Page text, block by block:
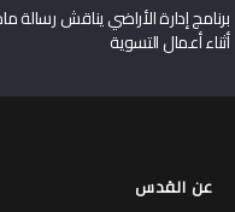
برنامج إدارة الأراضي يناقش رسالة
أثناء أعمال التسوية
عن القدس